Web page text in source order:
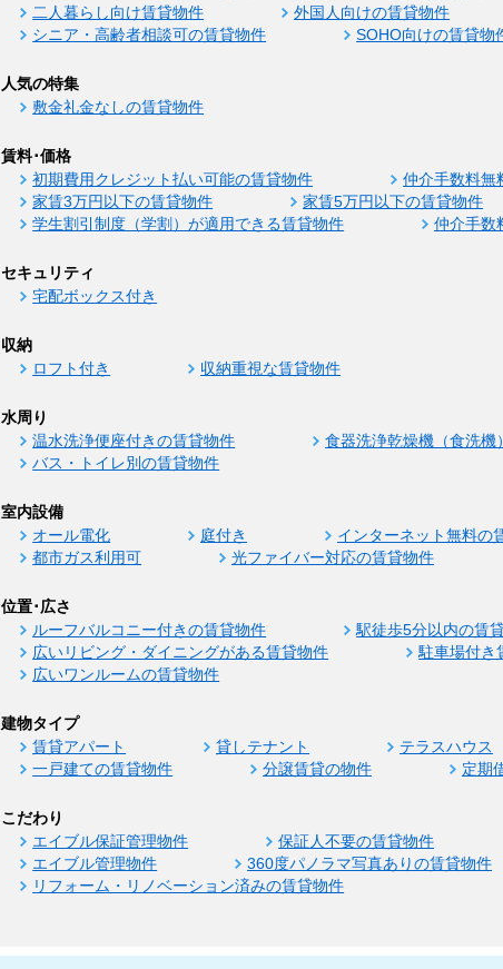
二人暮らし向け賃貸物件
外国人向けの賃貸物件
シニア・高齢者相談可の賃貸物件
SOHO向けの賃貸物
人気の特集
敷金礼金なしの賃貸物件
賃料･価格
初期費用クレジット払い可能の賃貸物件 仲介手数料無
家賃3万円以下の賃貸物件
家賃5万円以下の賃貸物件
学生割引制度（学割）が適用できる賃貸物件
仲介手数
セキュリティ
宅配ボックス付き
収納
ロフト付き 収納重視な賃貸物件
水周り
温水洗浄便座付きの賃貸物件 食器洗浄乾燥機（食洗機
バス・トイレ別の賃貸物件
室内設備
オール電化 庭付き インターネット無料の
都市ガス利用可
光ファイバー対応の賃貸物件
位置･広さ
ルーフバルコニー付きの賃貸物件 駅徒歩5分以内の賃
広いリビング・ダイニングがある賃貸物件
駐車場付き
広いワンルームの賃貸物件
建物タイプ
賃貸アパート 貸しテナント テラスハウス
一戸建ての賃貸物件
分譲賃貸の物件 定期
こだわり
エイブル保証管理物件 保証人不要の賃貸物件
エイブル管理物件
360度パノラマ写真ありの賃貸物件
リフォーム・リノベーション済みの賃貸物件